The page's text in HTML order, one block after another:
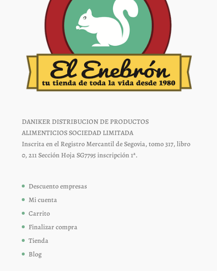
DANIKER DISTRIBUCION DE PRODUCTOS
ALIMENTICIOS SOCIEDAD LIMITADA
Inscrita en el Registro Mercantil de Segovia, tomo 317, libro
0, 211 Sección Hoja SG7795 inscripción 1ª.
Descuento empresas
Mi cuenta
Carrito
Finalizar compra
Tienda
Blog